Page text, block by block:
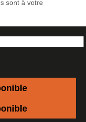
sont à votre